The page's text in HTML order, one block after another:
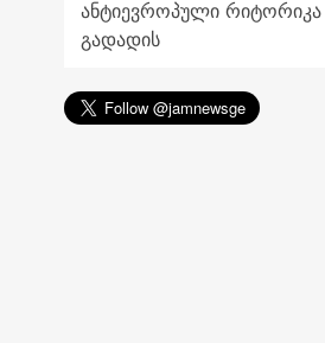
ანტიევროპული რიტორიკა
გადადის